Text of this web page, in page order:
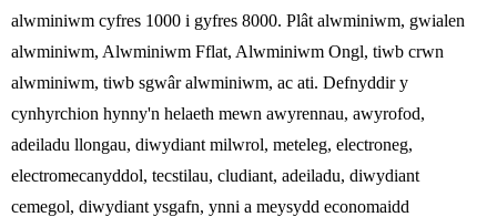
alwminiwm cyfres 1000 i gyfres 8000. Plât alwminiwm, gwialen
alwminiwm, Alwminiwm Fflat, Alwminiwm Ongl, tiwb crwn
alwminiwm, tiwb sgwâr alwminiwm, ac ati. Defnyddir y
cynhyrchion hynny'n helaeth mewn awyrennau, awyrofod,
adeiladu llongau, diwydiant milwrol, meteleg, electroneg,
electromecanyddol, tecstilau, cludiant, adeiladu, diwydiant
cemegol, diwydiant ysgafn, ynni a meysydd economaidd